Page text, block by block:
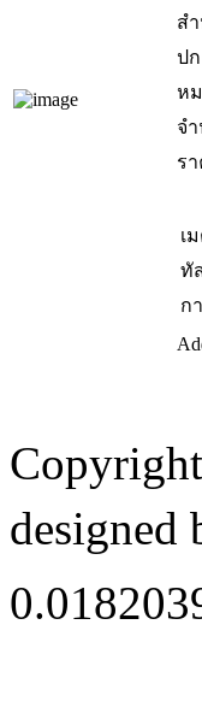
ส
ปก
ห
จ
ร
เ
ทั
ก
designed